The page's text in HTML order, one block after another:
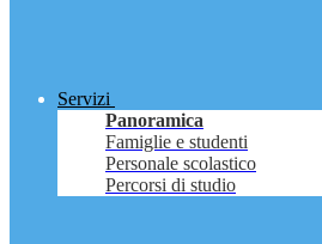
Servizi
Panoramica
Famiglie e studenti
Personale scolastico
Percorsi di studio